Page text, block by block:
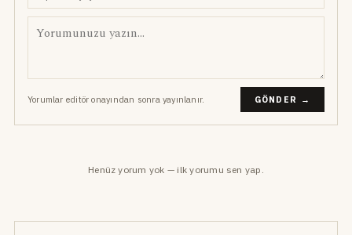
Yorumlar editör onayından sonra yayınlanır. GÖNDER →
Henüz yorum yok — ilk yorumu sen yap.